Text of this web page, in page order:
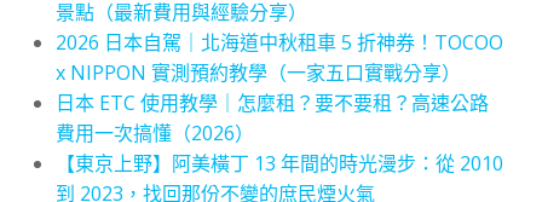
景點（最新費用與經驗分享）
2026 日本自駕｜北海道中秋租車 5 折神券！TOCOO
x NIPPON 實測預約教學（一家五口實戰分享）
日本 ETC 使用教學｜怎麼租？要不要租？高速公路
費用一次搞懂（2026）
【東京上野】阿美橫丁 13 年間的時光漫步：從 2010
到 2023，找回那份不變的庶民煙火氣